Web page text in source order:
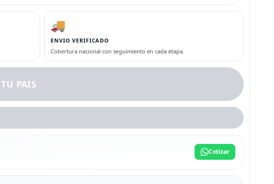
🚚
ENVIO VERIFICADO
Cobertura nacional con seguimiento en cada etapa.
PAIS
Cotizar